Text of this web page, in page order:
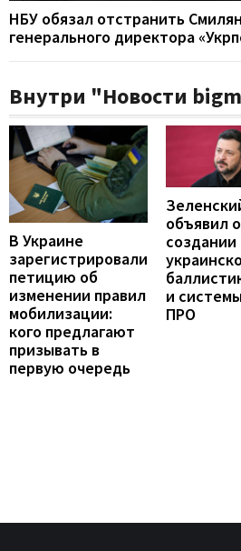
НБУ обязал отстранить
генерального директора
Внутри "Новости
В Украине
зарегистрировали
петицию об
изменении правил
мобилизации:
кого предлагают
призывать в
первую очередь
объявил о
создании
и
ПРО